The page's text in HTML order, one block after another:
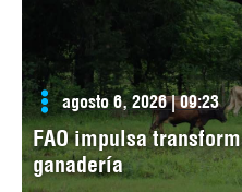
agosto 6, 2026 | 09:23
FAO impulsa
ganadería